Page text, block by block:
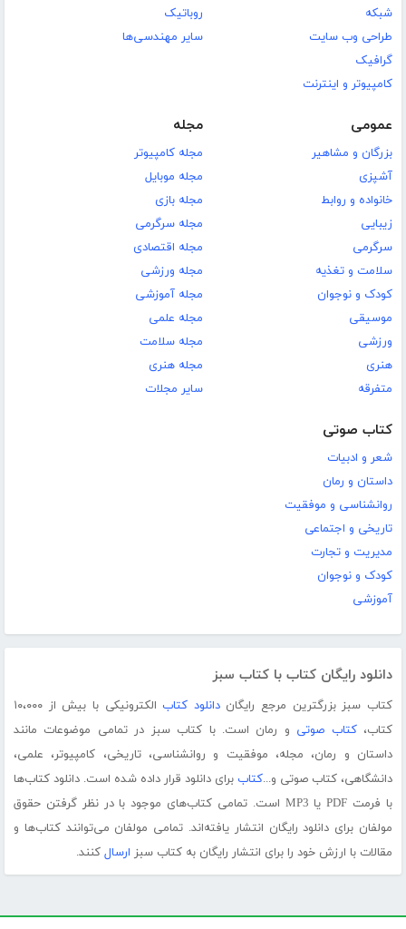
شبکه
طراحی وب سایت
گرافیک
کامپیوتر و اینترنت
روباتیک
سایر مهندسی‌ها
عمومی
بزرگان و مشاهیر
آشپزی
خانواده و روابط
زیبایی
سرگرمی
سلامت و تغذیه
کودک و نوجوان
موسیقی
ورزشی
هنری
متفرقه
مجله
مجله کامپیوتر
مجله موبایل
مجله بازی
مجله سرگرمی
مجله اقتصادی
مجله ورزشی
مجله آموزشی
مجله علمی
مجله سلامت
مجله هنری
سایر مجلات
کتاب صوتی
شعر و ادبیات
داستان و رمان
روانشناسی و موفقیت
تاریخی و اجتماعی
مدیریت و تجارت
کودک و نوجوان
آموزشی
دانلود رایگان کتاب با کتاب سبز
کتاب سبز بزرگترین مرجع رایگاندانلود کتاب
الکترونیکی با بیش از ۱۰،۰۰۰
کتاب،کتاب صوتی و رمان است. با کتاب سبز در تمامی موضوعات مانند
داستان و رمان، مجله، موفقیت و روانشناسی، تاریخی، کامپیوتر، علمی،
دانشگاهی، کتاب صوتی و...کتاب برای دانلود قرار داده شده است. دانلود کتاب‌ها
با فرمت PDF یا MP3 است. تمامی کتاب‌های موجود با در نظر گرفتن حقوق
مولفان برای دانلود رایگان انتشار یافته‌اند. تمامی مولفان می‌توانند کتاب‌ها و
مقالات با ارزش خود را برای انتشار رایگان به کتاب سبز ارسال کنند.